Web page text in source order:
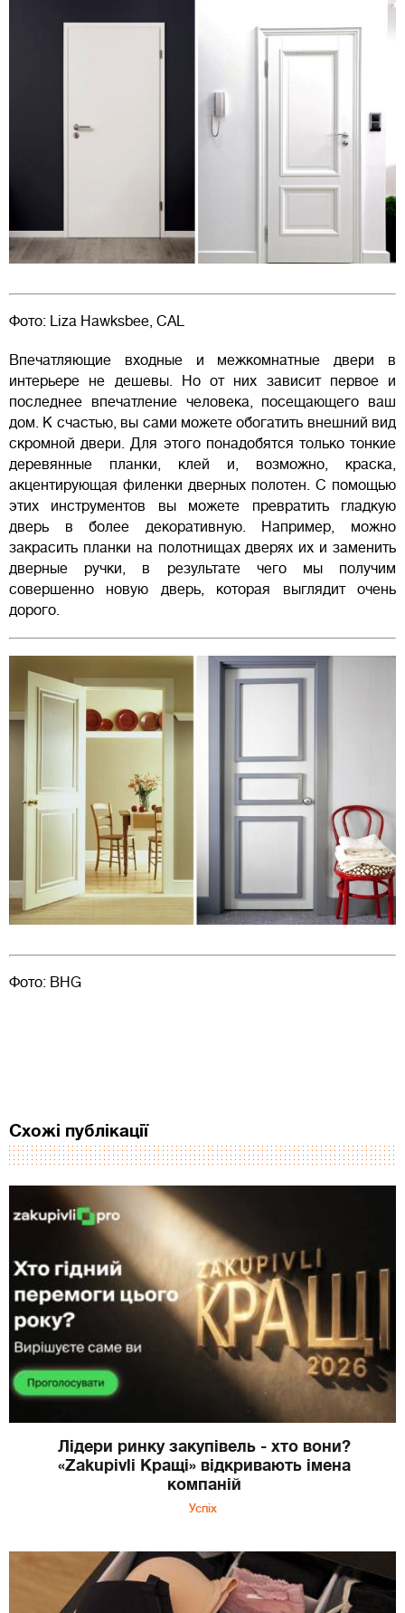
Фото: Liza Hawksbee, CAL
Впечатляющие входные и межкомнатные двери в
интерьере не дешевы. Но от них зависит первое и
последнее впечатление человека, посещающего ваш
дом. К счастью, вы сами можете обогатить внешний вид
скромной двери. Для этого понадобятся только тонкие
деревянные планки, клей и, возможно, краска,
акцентирующая филенки дверных полотен. С помощью
этих инструментов вы можете превратить гладкую
дверь в более декоративную. Например, можно
закрасить планки на полотнищах дверях их и заменить
дверные ручки, в результате чего мы получим
совершенно новую дверь, которая выглядит очень
дорого.
Фото: BHG
Схожі публікації
Лідери ринку закупівель - хто вони?
«Zakupivli Кращі» відкривають імена
компаній
Успіх